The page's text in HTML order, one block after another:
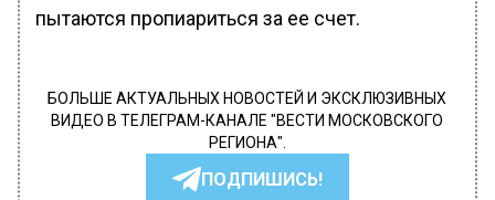
пытаются пропиариться за ее счет.
БОЛЬШЕ АКТУАЛЬНЫХ НОВОСТЕЙ И ЭКСКЛЮЗИВНЫХ
ВИДЕО В ТЕЛЕГРАМ-КАНАЛЕ "ВЕСТИ МОСКОВСКОГО
РЕГИОНА".
ПОДПИШИСЬ!